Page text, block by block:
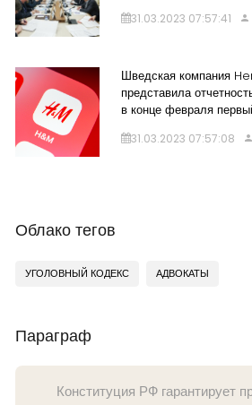
31.03.2023 07:57:41
Шведская компания
представила
в конце февраля
31.03.2023 07:57:08
Облако тегов
УГОЛОВНЫЙ КОДЕКС АДВОКАТЫ
Параграф
Конституция РФ гарантирует